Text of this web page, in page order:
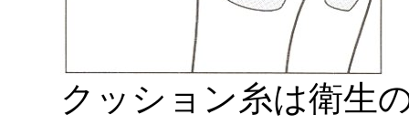
クッション糸は衛生